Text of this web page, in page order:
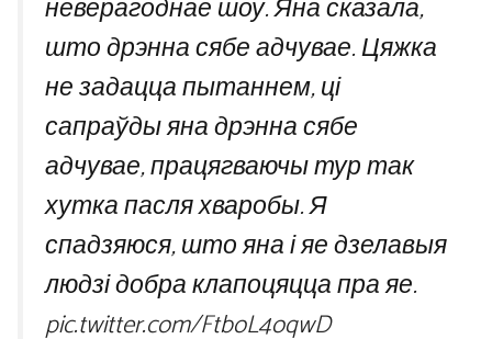
неверагоднае шоу. Яна сказала,
што дрэнна сябе адчувае. Цяжка
не задацца пытаннем, ці
сапраўды яна дрэнна сябе
адчувае, працягваючы тур так
хутка пасля хваробы. Я
спадзяюся, што яна і яе дзелавыя
людзі добра клапоцяцца пра яе.
pic.twitter.com/FtboL4oqwD